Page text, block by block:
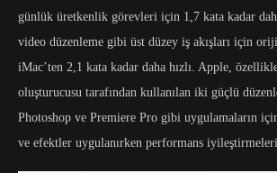
günlük üretkenlik görevleri için 1,7 kata kadar
video düzenleme gibi üst düzey iş akışları için
iMac’ten 2,1 kata kadar daha hızlı. Apple,
oluşturucusu tarafından kullanılan iki güçlü
Photoshop ve Premiere Pro gibi uygulamaların
ve efektler uygulanırken performans